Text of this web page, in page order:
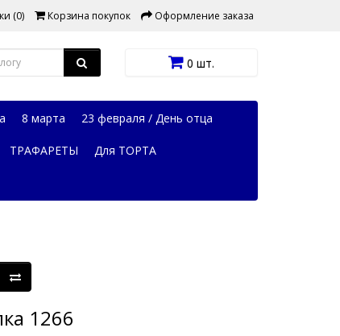
(0) Корзина покупок Оформление заказа
0 шт.
8 марта 23 февраля / День отца
ТРАФАРЕТЫ Для ТОРТА
1266